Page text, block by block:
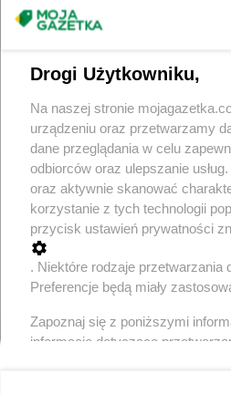
Drogi Użytkowniku,
Na naszej stronie
urządzeniu oraz przetwarzamy
dane przeglądania w celu
odbiorców oraz ulepszanie
oraz aktywnie skanować
korzystanie z tych technologii
przycisk ustawień prywatności
. Niektóre rodzaje
Preferencje będą miały
Zapoznaj się z poniższymi
informacje dotyczące